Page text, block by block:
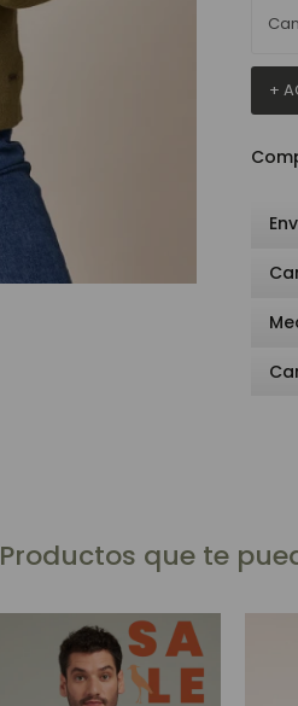
+
Productos que te